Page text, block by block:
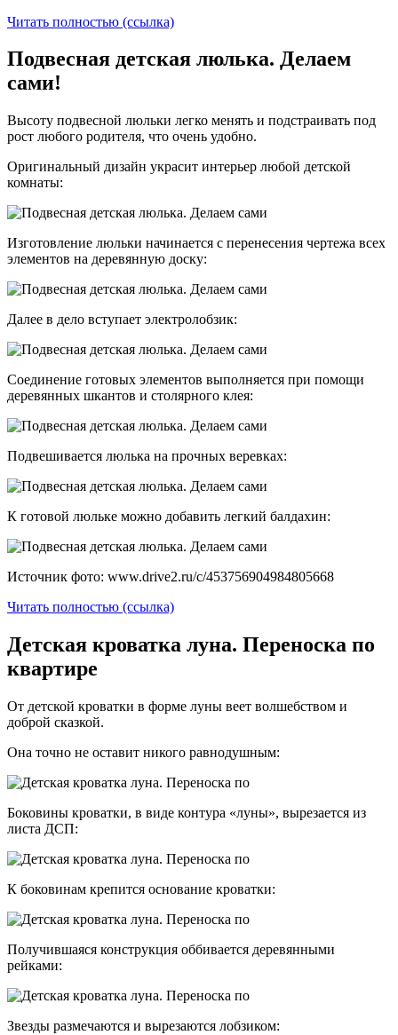
Читать полностью (ссылка)
Подвесная детская люлька. Делаем
сами!
Высоту подвесной люльки легко менять и подстраивать под
рост любого родителя, что очень удобно.
Оригинальный дизайн украсит интерьер любой детской
комнаты:
Изготовление люльки начинается с перенесения чертежа всех
элементов на деревянную доску:
Далее в дело вступает электролобзик:
Соединение готовых элементов выполняется при помощи
деревянных шкантов и столярного клея:
Подвешивается люлька на прочных веревках:
К готовой люльке можно добавить легкий балдахин:
Источник фото: www.drive2.ru/c/453756904984805668
Читать полностью (ссылка)
Детская кроватка луна. Переноска по
квартире
От детской кроватки в форме луны веет волшебством и
доброй сказкой.
Она точно не оставит никого равнодушным:
Боковины кроватки, в виде контура «луны», вырезается из
листа ДСП:
К боковинам крепится основание кроватки:
Получившаяся конструкция оббивается деревянными
рейками:
Звезды размечаются и вырезаются лобзиком: